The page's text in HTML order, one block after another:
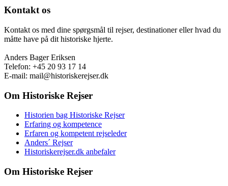
Kontakt os
Kontakt os med dine spørgsmål til rejser, destinationer eller hvad du
måtte have på dit historiske hjerte.
Anders Bager Eriksen
Telefon: +45 20 93 17 14
E-mail: mail@historiskerejser.dk
Om Historiske Rejser
Historien bag Historiske Rejser
Erfaring og kompetence
Erfaren og kompetent rejseleder
Anders´ Rejser
Historiskerejser.dk anbefaler
Om Historiske Rejser